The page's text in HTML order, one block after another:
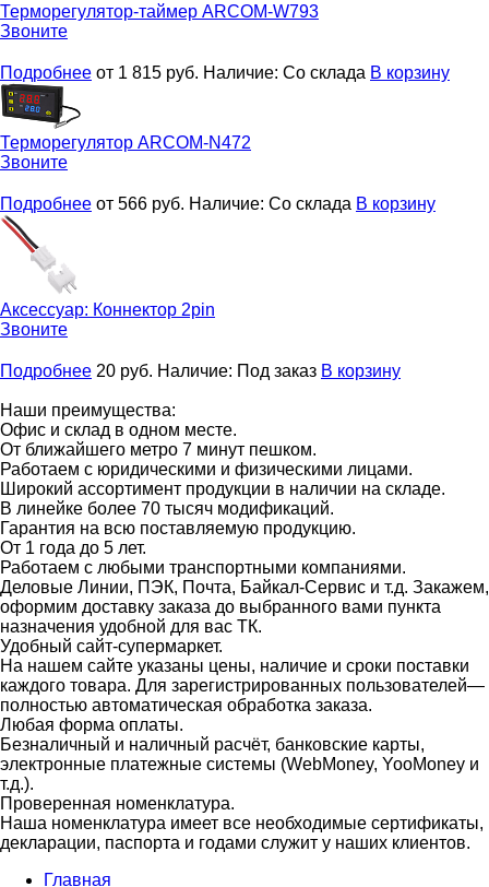
Терморегулятор-таймер ARCOM-W793
Звоните
Подробнее от 1 815 руб. Наличие: Со склада В корзину
Терморегулятор ARCOM-N472
Звоните
Подробнее от 566 руб. Наличие: Со склада В корзину
Аксессуар: Коннектор 2pin
Звоните
Подробнее 20 руб. Наличие: Под заказ В корзину
Наши преимущества:
Офис и склад в одном месте.
От ближайшего метро 7 минут пешком.
Работаем с юридическими и физическими лицами.
Широкий ассортимент продукции в наличии на складе.
В линейке более 70 тысяч модификаций.
Гарантия на всю поставляемую продукцию.
От 1 года до 5 лет.
Работаем с любыми транспортными компаниями.
Деловые Линии, ПЭК, Почта, Байкал-Сервис и т.д. Закажем,
оформим доставку заказа до выбранного вами пункта
назначения удобной для вас ТК.
Удобный сайт-супермаркет.
На нашем сайте указаны цены, наличие и сроки поставки
каждого товара. Для зарегистрированных пользователей—
полностью автоматическая обработка заказа.
Любая форма оплаты.
Безналичный и наличный расчёт, банковские карты,
электронные платежные системы (WebMoney, YooMoney и
т.д.).
Проверенная номенклатура.
Наша номенклатура имеет все необходимые сертификаты,
декларации, паспорта и годами служит у наших клиентов.
Главная